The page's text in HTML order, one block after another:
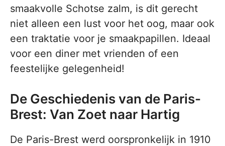
smaakvolle Schotse zalm, is dit gerecht
niet alleen een lust voor het oog, maar ook
een traktatie voor je smaakpapillen. Ideaal
voor een diner met vrienden of een
feestelijke gelegenheid!
De Geschiedenis van de Paris-
Brest: Van Zoet naar Hartig
De Paris-Brest werd oorspronkelijk in 1910